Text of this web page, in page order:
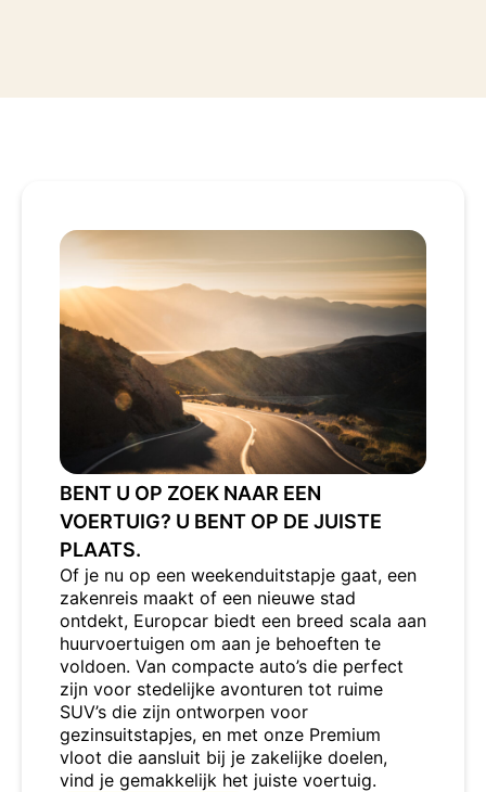
BENT U OP ZOEK NAAR EEN
VOERTUIG? U BENT OP DE JUISTE
PLAATS.
Of je nu op een weekenduitstapje gaat, een
zakenreis maakt of een nieuwe stad
ontdekt, Europcar biedt een breed scala aan
huurvoertuigen om aan je behoeften te
voldoen. Van compacte auto’s die perfect
zijn voor stedelijke avonturen tot ruime
SUV’s die zijn ontworpen voor
gezinsuitstapjes, en met onze Premium
vloot die aansluit bij je zakelijke doelen,
vind je gemakkelijk het juiste voertuig.